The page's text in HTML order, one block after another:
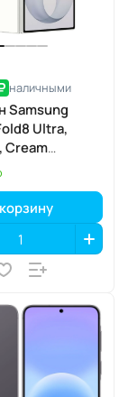
наличными
Samsung
Ultra,
Cream